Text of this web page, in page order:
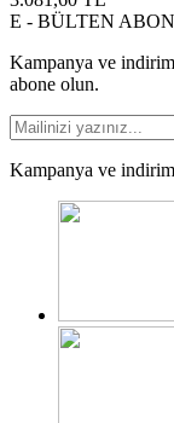
E - BÜLTEN
Kampanya ve
abone olun.
Kampanya ve